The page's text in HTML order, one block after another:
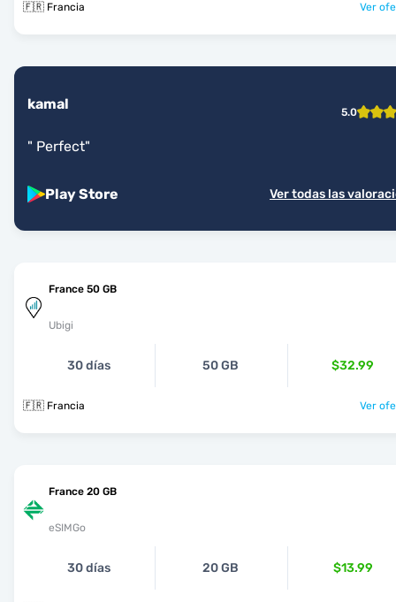
🇫🇷 Francia Ver
kamal 5.0
" Perfect"
Play Store Ver todas las
France 50 GB
Ubigi
30 días 50 GB $32.99
🇫🇷 Francia Ver
France 20 GB
eSIMGo
30 días 20 GB $13.99